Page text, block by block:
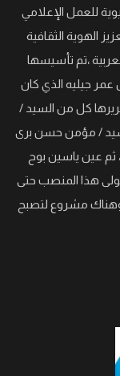
إضافة حيوية للعمل الإعلامي
الهوية الثقافية
،تم تأسيسها
جيليه الذي كان
كل من السيد /
/ مؤمن حسن برى
الذي تولى رئاسة تحريرها منذ 1999 حتى 2011 ، ثم عين ياسين بوح
منذ يونيو 2011 ولا يزال يتولى هذا المنصب حتى
مشروع لتصبح